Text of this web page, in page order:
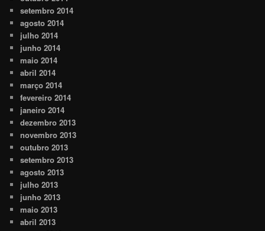
setembro 2014
agosto 2014
julho 2014
junho 2014
maio 2014
abril 2014
março 2014
fevereiro 2014
janeiro 2014
dezembro 2013
novembro 2013
outubro 2013
setembro 2013
agosto 2013
julho 2013
junho 2013
maio 2013
abril 2013